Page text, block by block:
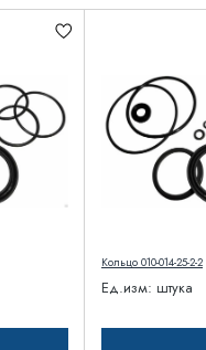
Кольцо 010-014-25-2-2
Ед.изм: штука